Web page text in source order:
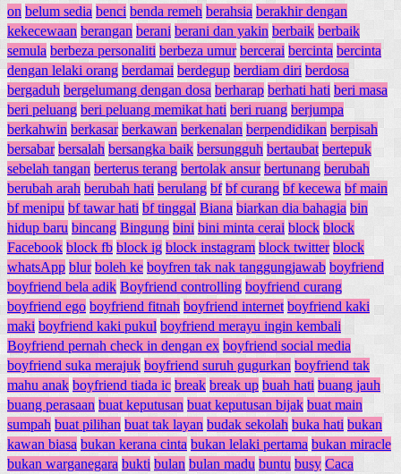
on belum sedia benci benda remeh berahsia berakhir dengan
kekecewaan berangan berani berani dan yakin berbaik berbaik
semula berbeza personaliti berbeza umur bercerai bercinta bercinta
dengan lelaki orang berdamai berdegup berdiam diri berdosa
bergaduh bergelumang dengan dosa berharap berhati hati beri masa
beri peluang beri peluang memikat hati beri ruang berjumpa
berkahwin berkasar berkawan berkenalan berpendidikan berpisah
bersabar bersalah bersangka baik bersungguh bertaubat bertepuk
sebelah tangan berterus terang bertolak ansur bertunang berubah
berubah arah berubah hati berulang bf bf curang bf kecewa bf main
bf menipu bf tawar hati bf tinggal Biana biarkan dia bahagia bin
hidup baru bincang Bingung bini bini minta cerai block block
Facebook block fb block ig block instagram block twitter block
whatsApp blur boleh ke boyfren tak nak tanggungjawab boyfriend
boyfriend bela adik Boyfriend controlling boyfriend curang
boyfriend ego boyfriend fitnah boyfriend internet boyfriend kaki
maki boyfriend kaki pukul boyfriend merayu ingin kembali
Boyfriend pernah check in dengan ex boyfriend social media
boyfriend suka merajuk boyfriend suruh gugurkan boyfriend tak
mahu anak boyfriend tiada ic break break up buah hati buang jauh
buang perasaan buat keputusan buat keputusan bijak buat main
sumpah buat pilihan buat tak layan budak sekolah buka hati bukan
kawan biasa bukan kerana cinta bukan lelaki pertama bukan miracle
bukan warganegara bukti bulan bulan madu buntu busy Caca